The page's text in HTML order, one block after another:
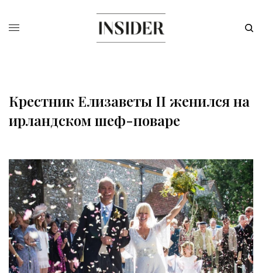
Крестник Елизаветы II женился на
ирландском шеф-поваре